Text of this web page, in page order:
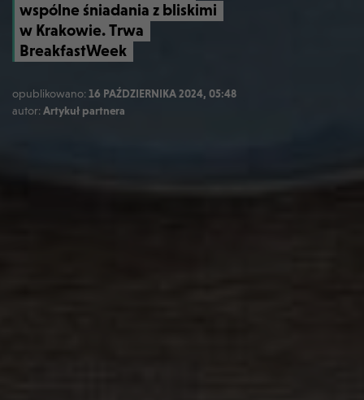
wspólne śniadania z bliskimi
w Krakowie. Trwa
BreakfastWeek
opublikowano: 16 PAŹDZIERNIKA 2024, 05:48
autor: Artykuł partnera